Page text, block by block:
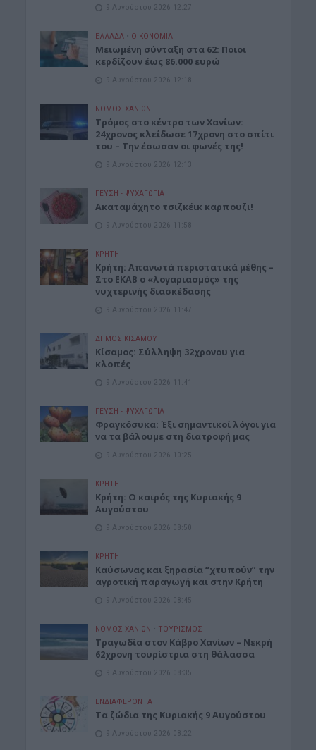
9 Αυγούστου 2026 12:27
ΕΛΛΑΔΑ • ΟΙΚΟΝΟΜΙΑ
Μειωμένη σύνταξη στα 62: Ποιοι
κερδίζουν έως 86.000 ευρώ
9 Αυγούστου 2026 12:18
ΝΟΜΌΣ ΧΑΝΊΩΝ
Τρόμος στο κέντρο των Χανίων:
24χρονος κλείδωσε 17χρονη στο σπίτι
του – Την έσωσαν οι φωνές της!
9 Αυγούστου 2026 12:13
ΓΕΎΣΗ - ΨΥΧΑΓΩΓΊΑ
Ακαταμάχητο τσιζκέικ καρπουζι!
9 Αυγούστου 2026 11:58
ΚΡΗΤΗ
Κρήτη: Απανωτά περιστατικά μέθης –
Στο ΕΚΑΒ ο «λογαριασμός» της
νυχτερινής διασκέδασης
9 Αυγούστου 2026 11:47
ΔΉΜΟΣ ΚΙΣΆΜΟΥ
Κίσαμος: Σύλληψη 32χρονου για
κλοπές
9 Αυγούστου 2026 11:41
ΓΕΎΣΗ - ΨΥΧΑΓΩΓΊΑ
Φραγκόσυκα: Έξι σημαντικοί λόγοι για
να τα βάλουμε στη διατροφή μας
9 Αυγούστου 2026 10:25
ΚΡΗΤΗ
Κρήτη: Ο καιρός της Κυριακής 9
Αυγούστου
9 Αυγούστου 2026 08:50
ΚΡΗΤΗ
Καύσωνας και ξηρασία “χτυπούν” την
αγροτική παραγωγή και στην Κρήτη
9 Αυγούστου 2026 08:45
ΝΟΜΌΣ ΧΑΝΊΩΝ • ΤΟΥΡΙΣΜΟΣ
Τραγωδία στον Κάβρο Χανίων – Νεκρή
62χρονη τουρίστρια στη θάλασσα
9 Αυγούστου 2026 08:35
ΕΝΔΙΑΦΕΡΟΝΤΑ
Τα ζώδια της Κυριακής 9 Αυγούστου
9 Αυγούστου 2026 08:22